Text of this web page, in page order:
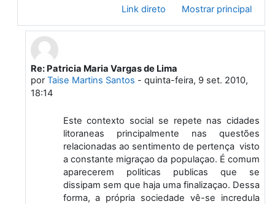
Link direto
Mostrar principal
Em resposta à Sônia Regina Wollinger Murphy
Re: Patricia Maria Vargas de Lima
porTaise Martins Santos - quinta-feira, 9 set. 2010,
18:14
Este contexto social se repete nas cidades
litoraneas principalmente nas questões
relacionadas ao sentimento de pertença visto
a constante migraçao da populaçao. É comum
aparecerem politicas publicas que se
dissipam sem que haja uma finalizaçao. Dessa
forma, a própria sociedade vê-se incredula